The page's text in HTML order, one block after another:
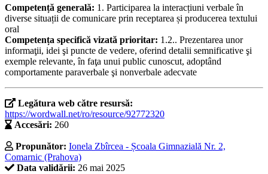
Competență generală: 1. Participarea la interacțiuni verbale în
diverse situații de comunicare prin receptarea și producerea textului
oral
Competența specifică vizată prioritar: 1.2.. Prezentarea unor
informaţii, idei şi puncte de vedere, oferind detalii semnificative şi
exemple relevante, în faţa unui public cunoscut, adoptând
comportamente paraverbale şi nonverbale adecvate
Legătura web către resursă:
https://wordwall.net/ro/resource/92772320
Accesări: 260
Propunător: Ionela Zbîrcea - Școala Gimnazială Nr. 2,
Comarnic (Prahova)
Data validării: 26 mai 2025